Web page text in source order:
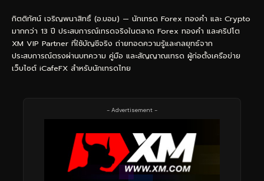
กิตติทัศน์ เจริญพนาสิทธิ์ (อ.บอม) — นักเทรด Forex ทองคำ และ Crypto
มากกว่า 13 ปี ประสบการณ์เทรดจริงในตลาด Forex ทองคำ และคริปโต
XM VIP Partner ที่ใช้บัญชีจริง ถ่ายทอดความรู้และกลยุทธ์จาก
ประสบการณ์ตรงผ่านบทความ คู่มือ และสัญญาณเทรด ผู้ก่อตั้งเครือข่าย
เว็บไซต์ iCafeFX สำหรับนักเทรดไทย
- Advertisement -